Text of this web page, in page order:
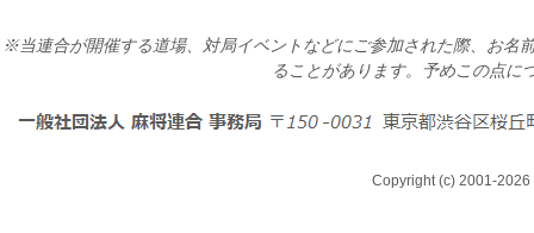
※当連合が開催する道場、対局イベントなどにご参加された際、お名
ることがあります。予めこの点に
Copyright (c) 2001-